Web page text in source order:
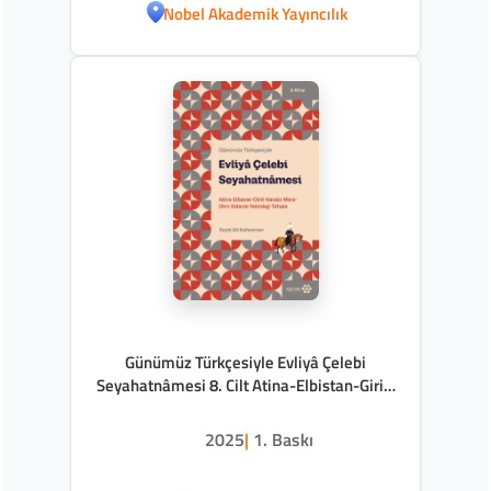
Nobel Akademik Yayıncılık
Günümüz Türkçesiyle Evliyâ Çelebi
Seyahatnâmesi 8. Cilt Atina-Elbistan-Girit-
Tırhala
2025| 1. Baskı